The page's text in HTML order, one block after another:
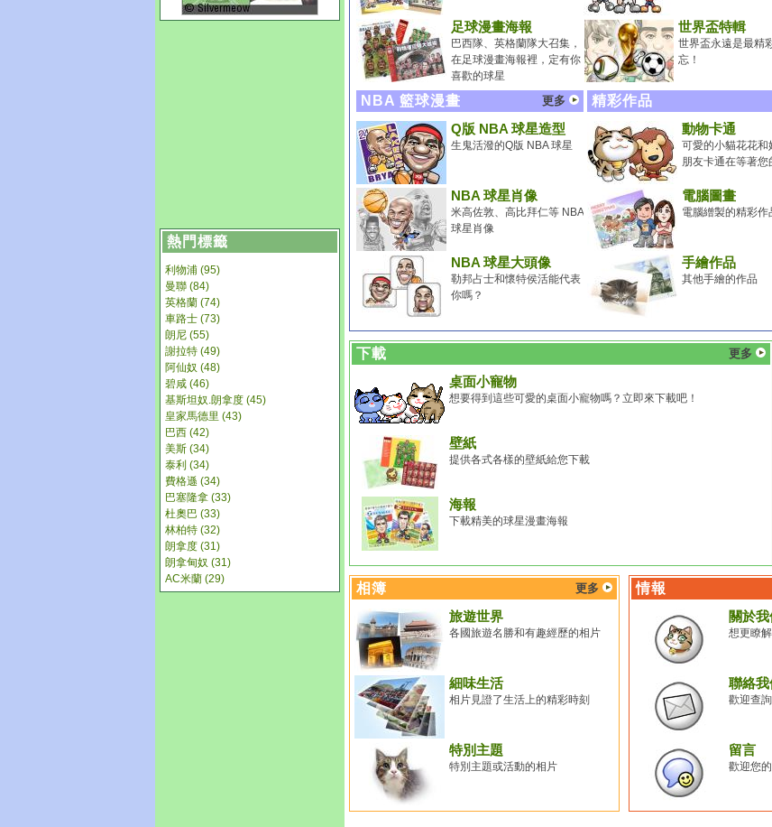
熱門標籤
利物浦 (95)
曼聯 (84)
英格蘭 (74)
車路士 (73)
朗尼 (55)
謝拉特 (49)
阿仙奴 (48)
碧咸 (46)
基斯坦奴.朗拿度 (45)
皇家馬德里 (43)
巴西 (42)
美斯 (34)
泰利 (34)
費格遜 (34)
巴塞隆拿 (33)
杜奧巴 (33)
林柏特 (32)
朗拿度 (31)
朗拿甸奴 (31)
AC米蘭 (29)
足球漫畫海報
巴西隊、英格蘭隊大召集，
在足球漫畫海報裡，定有你
喜歡的球星
世界盃特輯
世界盃永遠是最精
忘！
NBA 籃球漫畫 更多
Q版 NBA 球星造型
生鬼活潑的Q版 NBA 球星
NBA 球星肖像
米高佐敦、高比拜仁等 NBA
球星肖像
NBA 球星大頭像
勒邦占士和懷特侯活能代表
你嗎？
精彩作品
動物卡通
可愛的小貓花花和
朋友卡通在等著您
電腦圖畫
電腦繒製的精彩作
手繪作品
其他手繪的作品
下載 更多
桌面小寵物
想要得到這些可愛的桌面小寵物嗎？立即來下載吧！
壁紙
提供各式各樣的壁紙給您下載
海報
下載精美的球星漫畫海報
相簿 更多
旅遊世界
各國旅遊名勝和有趣經歷的相片
細味生活
相片見證了生活上的精彩時刻
特別主題
特別主題或活動的相片
情報
關於我
想更瞭
聯絡我
歡迎查
留言
歡迎您